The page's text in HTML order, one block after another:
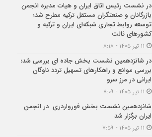
در نشست رئیس اتاق ایران و هیات مدیره انجمن
بازرگانان و صنعتگران مستقل ترکیه مطرح شد؛
توسعه روابط تجاری شبکه‌ای ایران و ترکیه و
کشورهای ثالث
در شانزدهمین نشست بخش جاده ای بررسی شد؛
بررسی موانع و راهکارهای تسهیل تردد ناوگان
ایرانی در مرز سرو
شانزدهمین نشست بخش فورواردری در انجمن
ایران برگزار شد